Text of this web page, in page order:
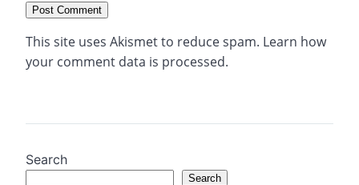
This site uses Akismet to reduce spam. Learn how
your comment data is processed.
Search
Search